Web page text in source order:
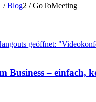
/ Blog2 / GoToMeeting
Business – einfach,